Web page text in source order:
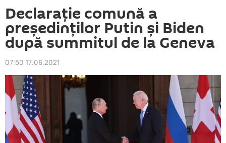
Declarație comună a
președinților Putin și Biden
după summitul de la Geneva
07:50 17.06.2021